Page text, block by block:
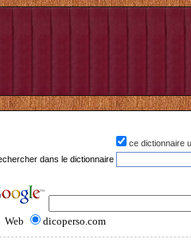
ce dictionnaire
dans le dictionnaire
Web dicoperso.com